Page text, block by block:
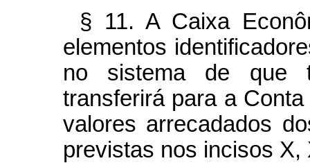
§ 11. A Caixa
elementos
no sistema de
transferirá para a
valores arrecadados
previstas nos incisos